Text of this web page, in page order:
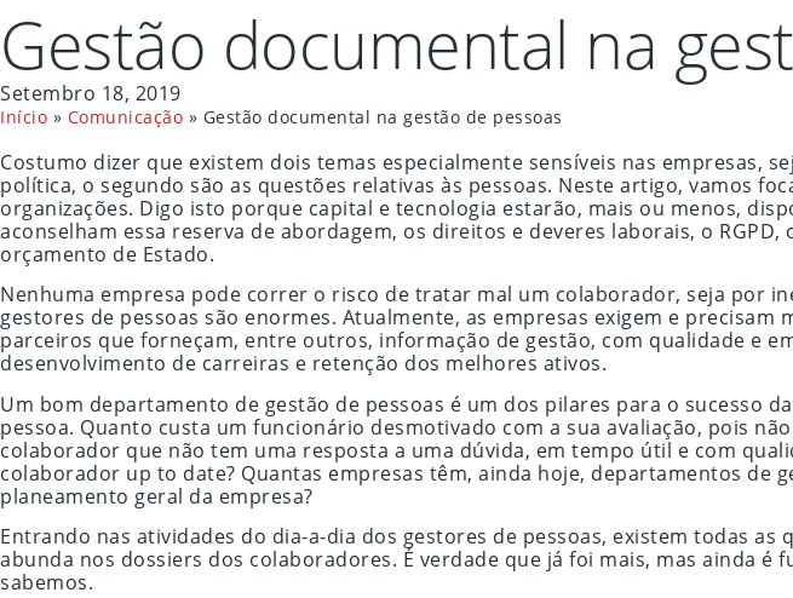
Gestão documental na
Setembro 18, 2019
Início » Comunicação » Gestão documental na gestão de pessoas
Costumo dizer que existem dois temas especialmente sensíveis nas
política, o segundo são as questões relativas às pessoas. Neste artigo, vamos
organizações. Digo isto porque capital e tecnologia estarão, mais ou menos,
aconselham essa reserva de abordagem, os direitos e deveres laborais, o
orçamento de Estado.
Nenhuma empresa pode correr o risco de tratar mal um colaborador, seja por
gestores de pessoas são enormes. Atualmente, as empresas exigem e
parceiros que forneçam, entre outros, informação de gestão, com qualidade e
desenvolvimento de carreiras e retenção dos melhores ativos.
Um bom departamento de gestão de pessoas é um dos pilares para o sucesso
pessoa. Quanto custa um funcionário desmotivado com a sua avaliação, pois
colaborador que não tem uma resposta a uma dúvida, em tempo útil e com
colaborador up to date? Quantas empresas têm, ainda hoje, departamentos de
planeamento geral da empresa?
Entrando nas atividades do dia-a-dia dos gestores de pessoas, existem todas
abunda nos dossiers dos colaboradores. É verdade que já foi mais, mas ainda
sabemos.